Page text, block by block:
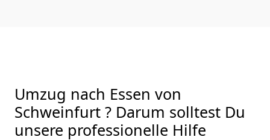
Umzug nach Essen von
Schweinfurt ? Darum solltest Du
unsere professionelle Hilfe